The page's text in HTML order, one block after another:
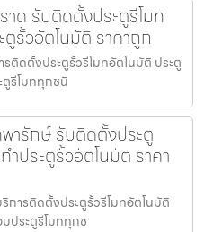
ด รับติดตั้งประตูรีโมท
รั้วอัตโนมัติ ราคาถูก
ติดตั้งประตูรั้วรีโมทอัตโนมัติ ประตู
ตูรีโมททุกชนิ
ารักษ์ รับติดตั้งประตู
ประตูรั้วอัตโนมัติ ราคา
การติดตั้งประตูรั้วรีโมทอัตโนมัติ
มประตูรีโมททุกช